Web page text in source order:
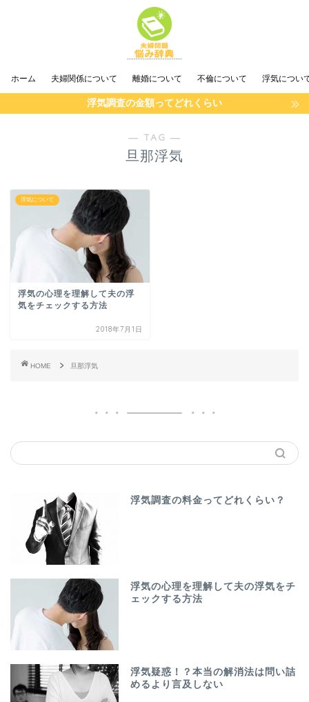
ホーム 夫婦関係について 離婚について 不倫について 浮気につい
浮気調査の金額ってどれくらい
― TAG ―
旦那浮気
浮気について
浮気の心理を理解して夫の浮
気をチェックする方法
2018年7月1日
HOME 旦那浮気
浮気調査の料金ってどれくらい？
浮気の心理を理解して夫の浮気をチ
ェックする方法
浮気疑惑！？本当の解消法は問い詰
めるより言及しない